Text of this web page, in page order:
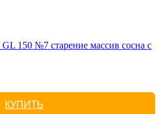
150 №7 старение массив сосна с
КУПИТЬ